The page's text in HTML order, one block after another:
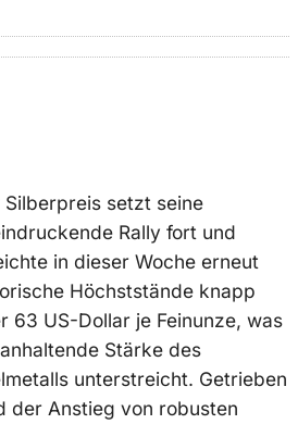
Silberpreis setzt seine
Rally fort und
in dieser Woche erneut
Höchststände knapp
63 US-Dollar je Feinunze, was
Stärke des
unterstreicht. Getrieben
der Anstieg von robusten